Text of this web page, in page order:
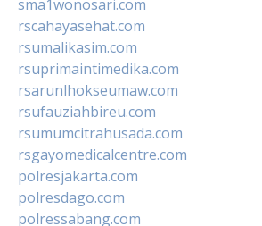
sma1wonosari.com
rscahayasehat.com
rsumalikasim.com
rsuprimaintimedika.com
rsarunlhokseumaw.com
rsufauziahbireu.com
rsumumcitrahusada.com
rsgayomedicalcentre.com
polresjakarta.com
polresdago.com
polressabang.com